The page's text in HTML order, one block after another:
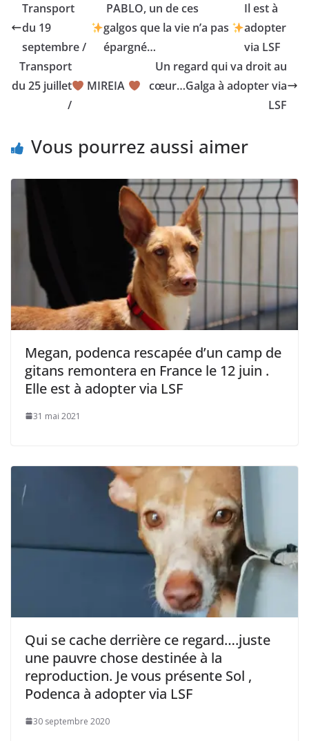
Transport
du 19
septembre /
PABLO, un de ces
galgos que la vie n’a pas
épargné…
Il est à
adopter
via LSF
Transport
du 25 juillet
/
MIREIA
Un regard qui va droit au
cœur…Galga à adopter via
LSF
Vous pourrez aussi aimer
Megan, podenca rescapée d’un camp de
gitans remontera en France le 12 juin .
Elle est à adopter via LSF
31 mai 2021
Qui se cache derrière ce regard….juste
une pauvre chose destinée à la
reproduction. Je vous présente Sol ,
Podenca à adopter via LSF
30 septembre 2020